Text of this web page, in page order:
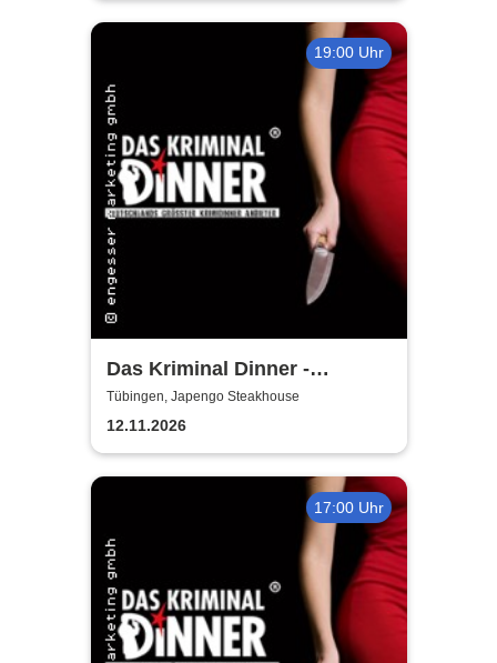
19:00 Uhr
Das Kriminal Dinner -
Tödliche Vergangenheit
Tübingen, Japengo Steakhouse
12.11.2026
17:00 Uhr